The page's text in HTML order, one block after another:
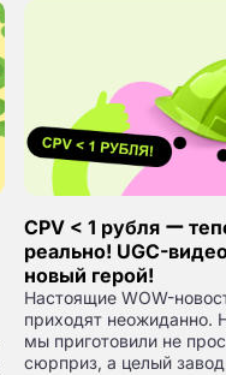
СРV < 1 рубля ー
реально! UGC-
новый герой!
Настоящие WOW-
приходят неожиданно.
мы приготовили не
сюрприз, а целый